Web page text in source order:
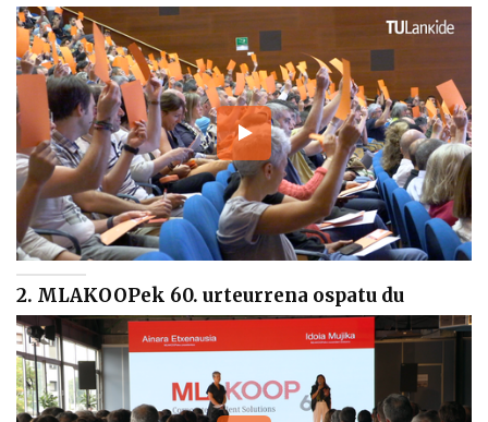
2. MLAKOOPek 60. urteurrena ospatu du